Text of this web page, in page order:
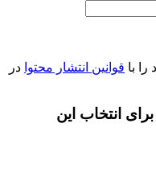
با قوانین انتشار محتوا در
انتخاب این